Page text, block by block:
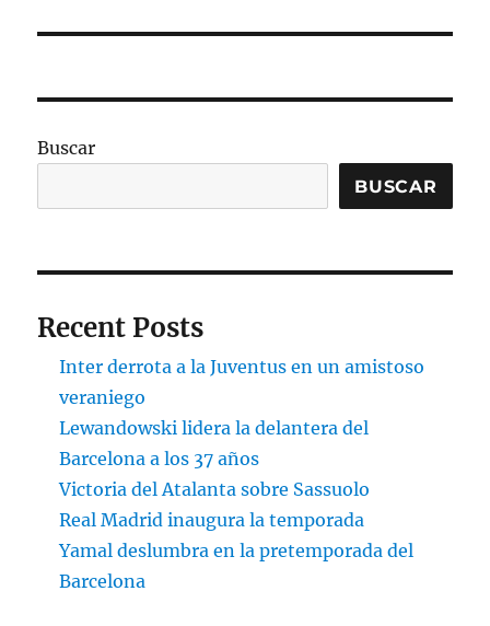
Buscar
BUSCAR
Recent Posts
Inter derrota a la Juventus en un amistoso
veraniego
Lewandowski lidera la delantera del
Barcelona a los 37 años
Victoria del Atalanta sobre Sassuolo
Real Madrid inaugura la temporada
Yamal deslumbra en la pretemporada del
Barcelona